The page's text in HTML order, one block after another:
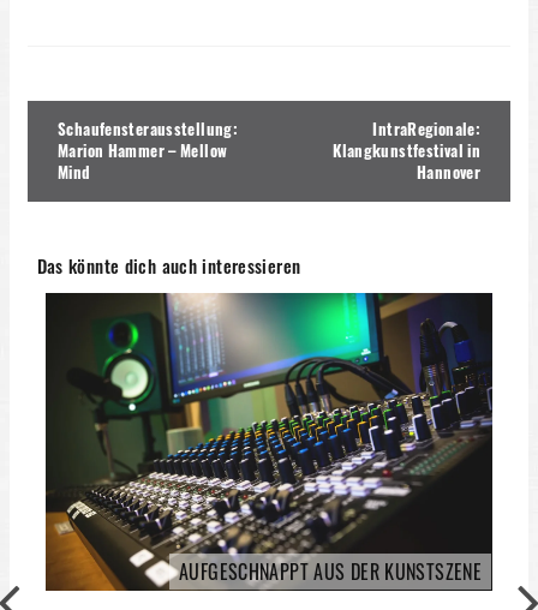
Beitragsnavigation
Schaufensterausstellung:
Marion Hammer – Mellow
Mind
IntraRegionale:
Klangkunstfestival in
Hannover
Das könnte dich auch interessieren
AUFGESCHNAPPT AUS DER KUNSTSZENE